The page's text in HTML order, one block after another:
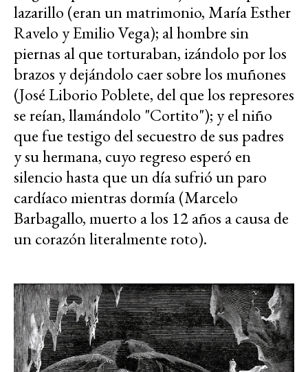
lazarillo (eran un matrimonio, María Esther
Ravelo y Emilio Vega); al hombre sin
piernas al que torturaban, izándolo por los
brazos y dejándolo caer sobre los muñones
(José Liborio Poblete, del que los represores
se reían, llamándolo "Cortito"); y el niño
que fue testigo del secuestro de sus padres
y su hermana, cuyo regreso esperó en
silencio hasta que un día sufrió un paro
cardíaco mientras dormía (Marcelo
Barbagallo, muerto a los 12 años a causa de
un corazón literalmente roto).